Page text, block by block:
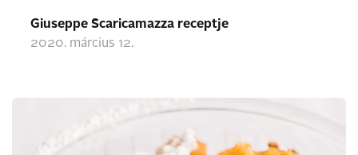
Giuseppe Scaricamazza receptje
2020. március 12.